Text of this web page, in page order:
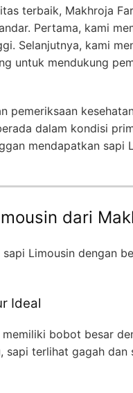
terbaik, Makhroja
Pertama, kami
Selanjutnya, kami
untuk mendukung
pemeriksaan
dalam kondisi
mendapatkan sapi
dari
Limousin dengan
Ideal
bobot besar
sapi terlihat gagah